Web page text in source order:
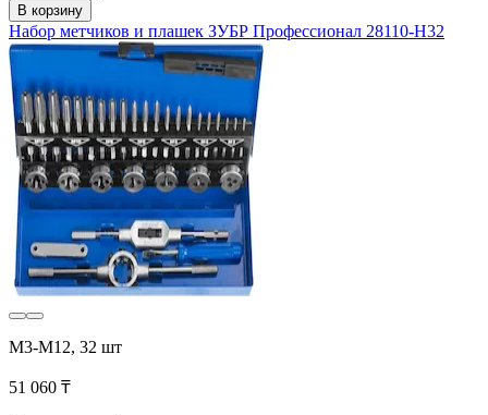
В корзину
Набор метчиков и плашек ЗУБР Профессионал 28110-H32
М3-М12, 32 шт
51 060 ₸